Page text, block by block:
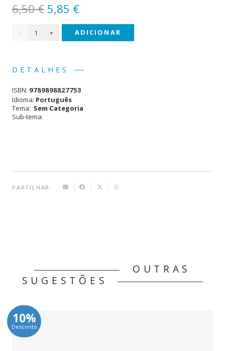
6,50€ O
preço
original
6,50 €.
5,85 €O
preço
atual
Quantidade
Brinca
-
ADICIONAR
DETALHES
ISBN: 9789898827753
Idioma: Português
Tema: Sem Categoria
Sub-tema:
PARTILHAR:
OUTRAS
SUGESTÕES
10%
Desconto